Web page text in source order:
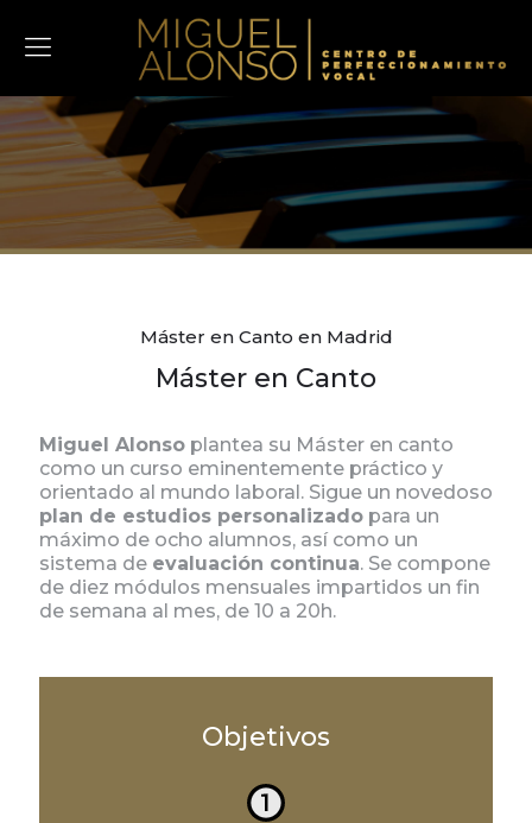
Máster en Canto en Madrid
Máster en Canto
Miguel Alonso plantea su Máster en canto
como un curso eminentemente práctico y
orientado al mundo laboral. Sigue un novedoso
plan de estudios personalizado para un
máximo de ocho alumnos, así como un
sistema de evaluación continua. Se compone
de diez módulos mensuales impartidos un fin
de semana al mes, de 10 a 20h.
Objetivos